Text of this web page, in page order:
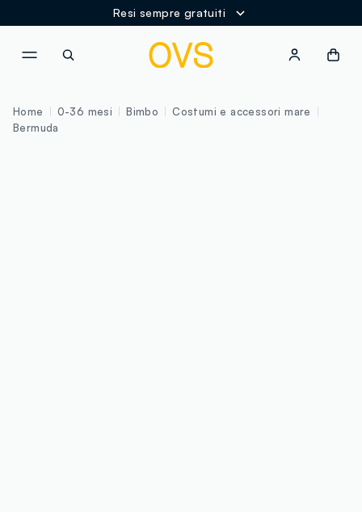
Resi sempre gratuiti
Home 0-36 mesi Bimbo
Costumi e accessori mare
Bermuda